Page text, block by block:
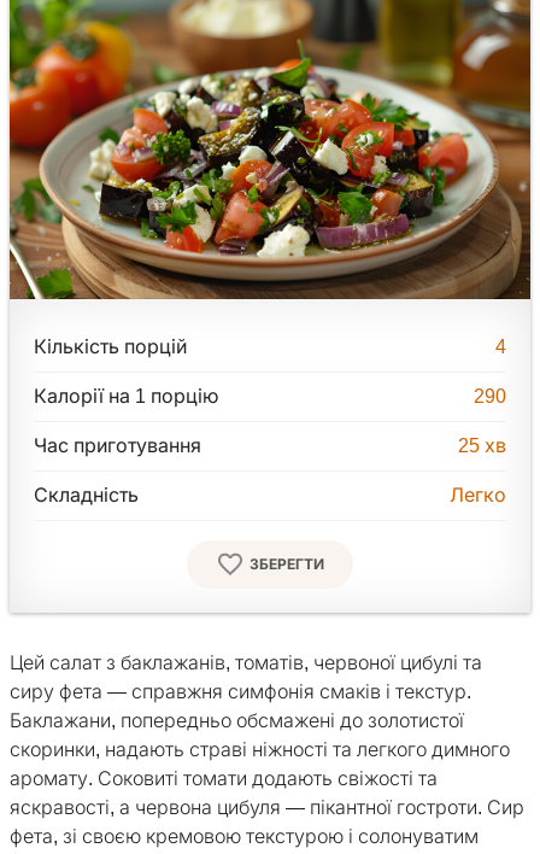
Кількість порцій 4
Калорії на 1 порцію 290
Час приготування 25 хв
Складність Легко
ЗБЕРЕГТИ
Цей салат з баклажанів, томатів, червоної цибулі та
сиру фета — справжня симфонія смаків і текстур.
Баклажани, попередньо обсмажені до золотистої
скоринки, надають страві ніжності та легкого димного
аромату. Соковиті томати додають свіжості та
яскравості, а червона цибуля — пікантної гостроти. Сир
фета, зі своєю кремовою текстурою і солонуватим